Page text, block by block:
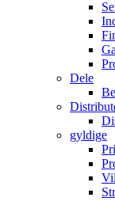
Dele
gyldige